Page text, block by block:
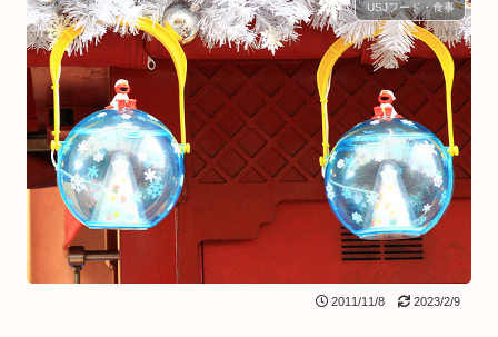
USJフード・食事
2011/11/8 2023/2/9